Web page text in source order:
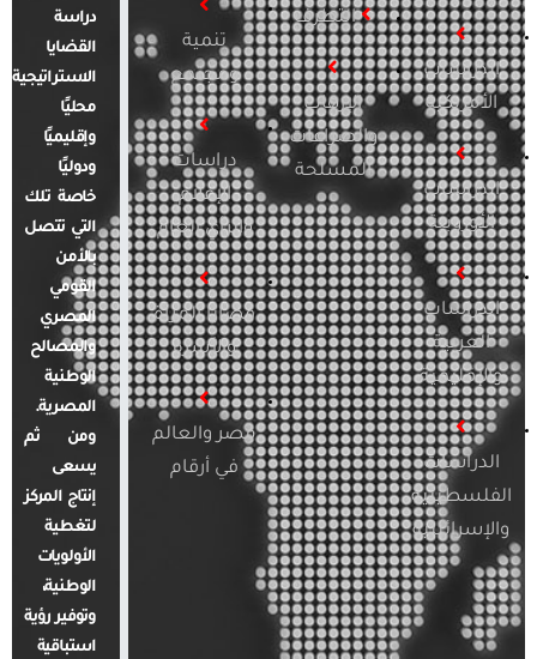
الدراسات
الأمريكية
الدراسات
الأوروبية
الدراسات
العربية
والإقليمية
الدراسات
الفلسطينية
والإسرائيلية
التطرف
الإرهاب
والصراعات
المسلحة
تنمية
ومجتمع
دراسات
الإعلام
والرأي العام
قضايا المرأة
والأسرة
مصر والعالم
في أرقام
دراسة
القضايا
الاستراتيجية
محليًا
وإقليميًا
ودوليًا
خاصة تلك
التي تتصل
بالأمن
القومي
المصري
والمصالح
الوطنية
المصرية.
ومن ثم
يسعى
إنتاج المركز
لتغطية
الأولويات
الوطنية،
وتوفير رؤية
استباقية